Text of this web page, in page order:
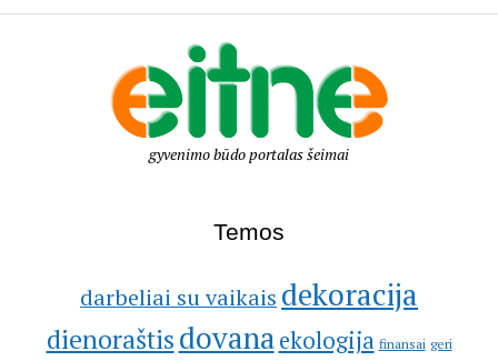
gyvenimo būdo portalas šeimai
Temos
darbeliai su vaikais dekoracija
dienoraštisdovana ekologija finansai geri